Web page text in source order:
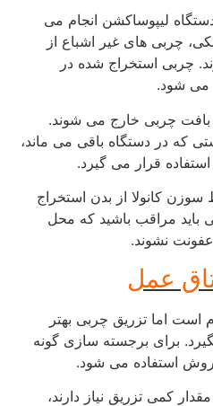
لیپوساکشن انجام می
چربی های غیر اشباع از
استخراج شده در
شود.
چربی خارج می شوند.
در دستگاه باقی می ماند،
قرار می گیرد.
کانولا از بدن استخراج
مراقب باشید که محل
نشوند.
عمل
اما تزریق چربی بهتر
برای برجسته سازی گونه
استفاده می شود.
کمی تزریق نیاز دارند،